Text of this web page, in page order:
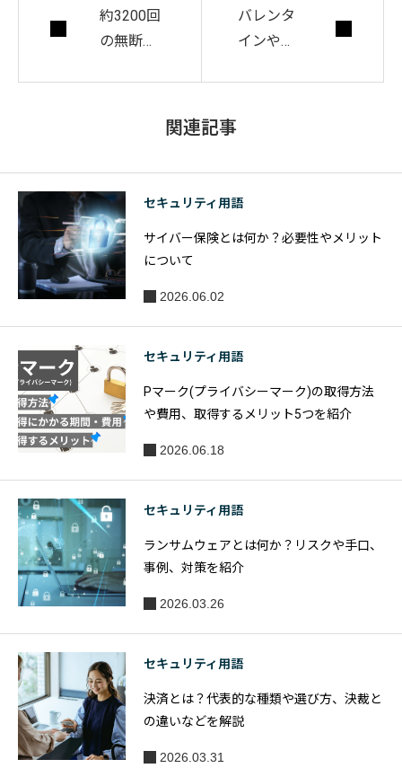
約3200回
の無断キ
1500万円
の被害を
与えた親
子を逮捕
バレンタ
インやホ
文リスク
関連記事
セキュリティ用語
サイバー保険とは何か？必要性やメリット
について
2026.06.02
セキュリティ用語
Pマーク(プライバシーマーク)の取得方法
や費用、取得するメリット5つを紹介
2026.06.18
セキュリティ用語
ランサムウェアとは何か？リスクや手口、
事例、対策を紹介
2026.03.26
セキュリティ用語
決済とは？代表的な種類や選び方、決裁と
の違いなどを解説
2026.03.31